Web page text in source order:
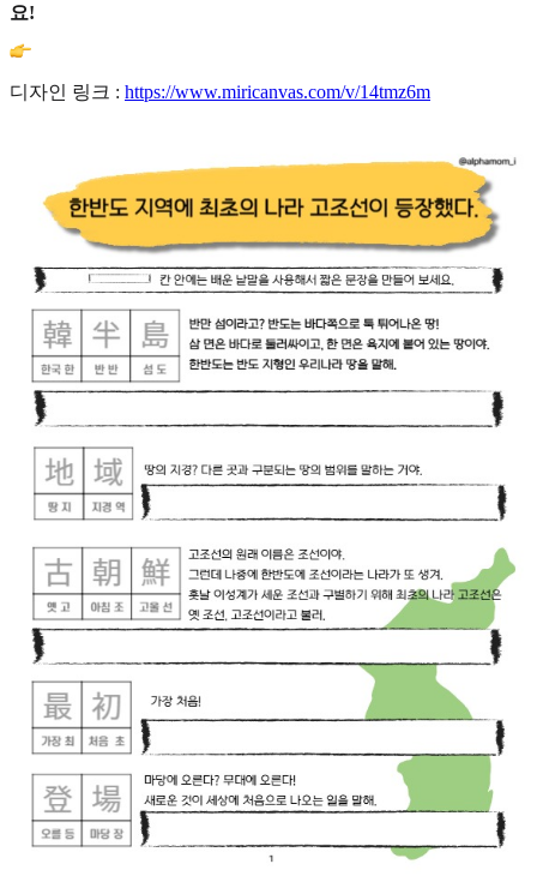
요!
디자인 링크 : https://www.miricanvas.com/v/14tmz6m